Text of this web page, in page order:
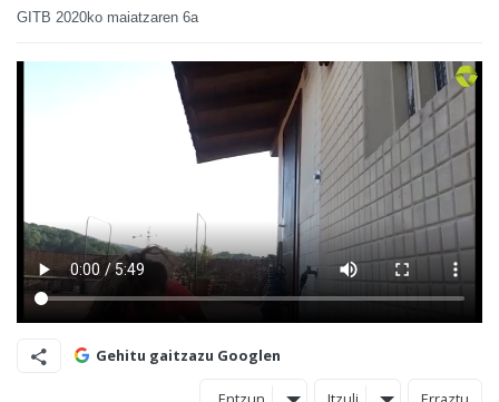
GITB 2020ko maiatzaren 6a
Gehitu gaitzazu Googlen